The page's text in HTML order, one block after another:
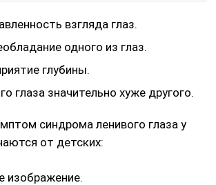
взгляда глаз.
одного из глаз.
глубины.
глаза значительно хуже другого.
синдрома ленивого глаза у
от детских:
изображение.